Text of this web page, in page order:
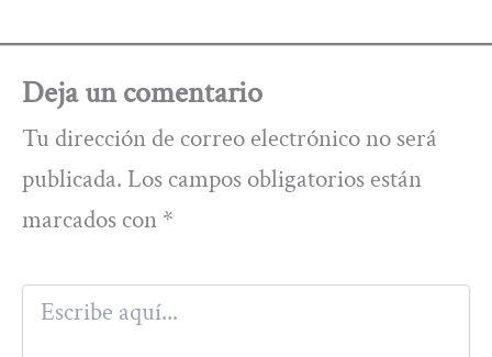
Deja un comentario
Tu dirección de correo electrónico no será
publicada. Los campos obligatorios están
marcados con *
Escribe
aquí...